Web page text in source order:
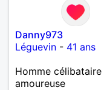
Danny973
Léguevin - 41 ans
Homme
amoureuse